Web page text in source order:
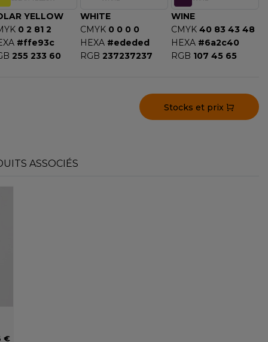
YELLOW
0 2 81 2
#ffe93c
255 233 60
WHITE
CMYK 0 0 0 0
HEXA #ededed
RGB 237237237
WINE
CMYK 40 83 43 48
HEXA #6a2c40
RGB 107 45 65
Stocks et prix
ASSOCIÉS
€